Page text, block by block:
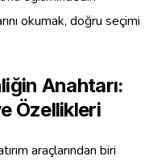
okumak, doğru seçimi
Anahtarı:
Özellikleri
araçlarından biri